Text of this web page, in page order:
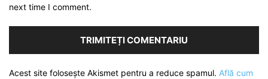
next time I comment.
Acest site folosește Akismet pentru a reduce spamul. Află cum